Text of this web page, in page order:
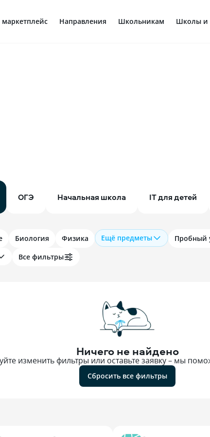
Направления Школьникам Школы и
ОГЭ Начальная школа IT для детей
Биология Физика Ещё предметы Пробный
Все фильтры
Ничего не найдено
изменить фильтры или оставьте заявку – мы
Сбросить все фильтры